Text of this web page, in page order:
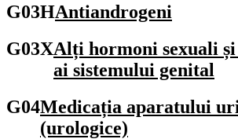
G03HAntiandrogeni
G03XAlți hormoni sexuali
ai sistemului genital
G04Medicația aparatului
(urologice)